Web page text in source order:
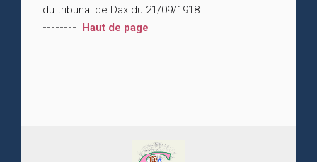
du tribunal de Dax du 21/09/1918
-------- Haut de page